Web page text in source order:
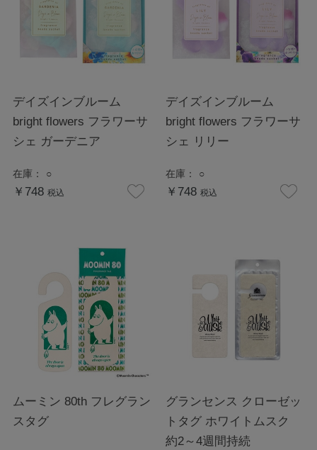
デイズインブルーム
bright flowers フラワーサ
シェ ガーデニア
在庫： ○
￥748 税込
デイズインブルーム
bright flowers フラワーサ
シェ リリー
在庫： ○
￥748 税込
ムーミン 80th フレグラン
スタグ
グランセンス クローゼッ
トタグ ホワイトムスク
約2～4週間持続